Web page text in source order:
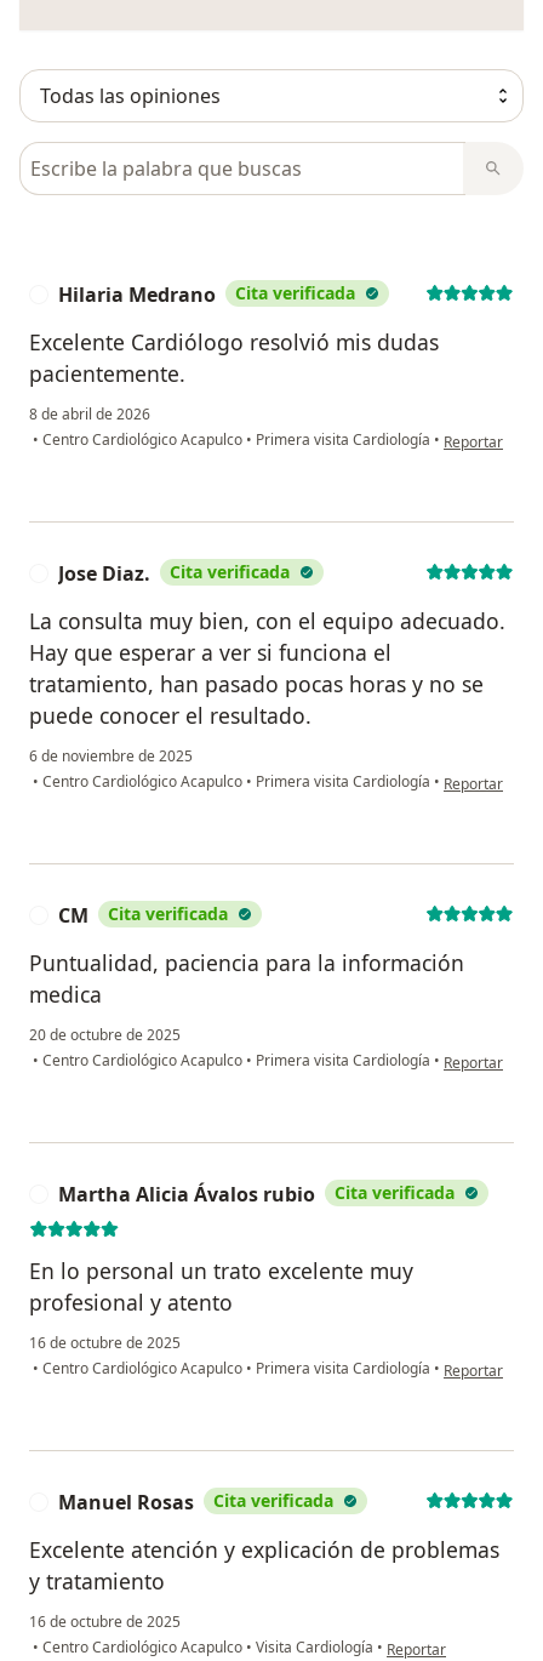
Busca en opiniones
Hilaria Medrano Cita verificada
Excelente Cardiólogo resolvió mis dudas
pacientemente.
8 de abril de 2026
• Centro Cardiológico Acapulco • Primera visita Cardiología • en opinión
Reportar
Jose Diaz. Cita verificada
La consulta muy bien, con el equipo adecuado.
Hay que esperar a ver si funciona el
tratamiento, han pasado pocas horas y no se
puede conocer el resultado.
6 de noviembre de 2025
• Centro Cardiológico Acapulco • Primera visita Cardiología • en opinión del
Reportar
CM Cita verificada
Puntualidad, paciencia para la información
medica
20 de octubre de 2025
• Centro Cardiológico Acapulco • Primera visita Cardiología • en opinión del
Reportar
Martha Alicia Ávalos rubio Cita verificada
En lo personal un trato excelente muy
profesional y atento
16 de octubre de 2025
• Centro Cardiológico Acapulco • Primera visita Cardiología • en opinión
Reportar
Manuel Rosas Cita verificada
Excelente atención y explicación de problemas
y tratamiento
16 de octubre de 2025
• Centro Cardiológico Acapulco • Visita Cardiología • en opinión del usuario
Reportar